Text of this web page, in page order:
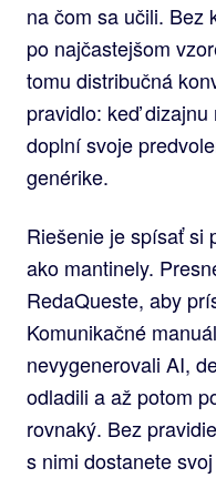
na čom sa učili. Bez
po najčastejšom
tomu distribučná
pravidlo: keď
doplní svoje
genérike.
Riešenie je spísať si
ako mantinely.
RedaQueste, aby
Komunikačné
nevygenerovali AI,
odladili a až potom
rovnaký. Bez
s nimi dostanete